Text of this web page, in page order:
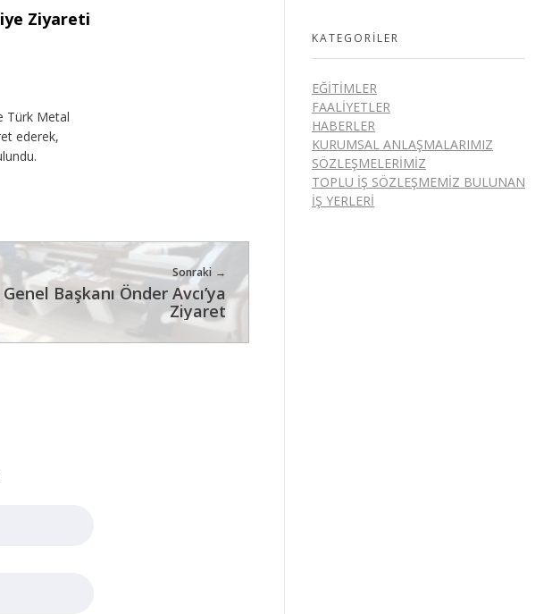
Ziyareti
Türk Metal
ederek,
Sonraki
Başkanı Önder Avcı’ya
Ziyaret
KATEGORILER
EĞITIMLER
FAALIYETLER
HABERLER
KURUMSAL ANLAŞMALARIMIZ
SÖZLEŞMELERIMIZ
TOPLU İŞ SÖZLEŞMEMIZ BULUNAN
İŞ YERLERI